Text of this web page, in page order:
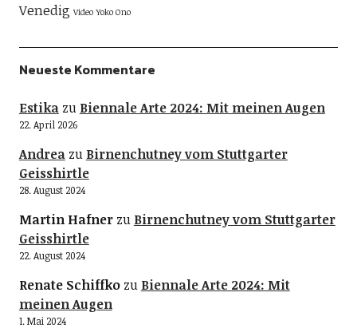
Venedig Video Yoko Ono
Neueste Kommentare
Estikazu Biennale Arte 2024: Mit meinen Augen
22. April 2026
Andreazu Birnenchutney vom Stuttgarter
Geisshirtle
28. August 2024
Martin Hafnerzu Birnenchutney vom Stuttgarter
Geisshirtle
22. August 2024
Renate Schiffkozu Biennale Arte 2024: Mit
meinen Augen
1. Mai 2024